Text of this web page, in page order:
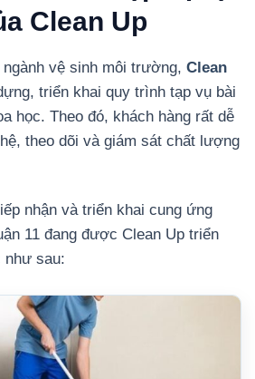
Clean Up
vệ sinh môi trường, Clean
triển khai quy trình tạp vụ bài
học. Theo đó, khách hàng rất dễ
theo dõi và giám sát chất lượng
nhận và triển khai cung ứng
11 đang được Clean Up triển
như sau: